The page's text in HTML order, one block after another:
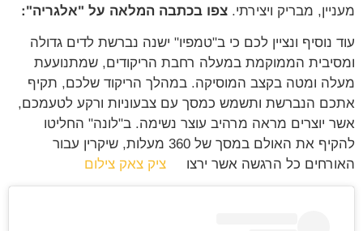
מעניין, מבריק ויצירתי. צפו בכתבה המלאה על "אלגריה":
עוד נוסיף ונציין לכם כי ב"טמפיו" ישנה נברשת לדים גדולה
ומסיבית הממוקמת במעלה רחבת הריקודים, שמתנועעת
מעלה ומטה בקצב המוסיקה. במהלך הריקוד שלכם, תקיף
אתכם הנברשת ותשמש כמסך עם צבעוניות ורקע לטעמכם,
אשר יוצרים מראה מרהיב עוצר נשימה. ב"לונה" החליטו
להקיף את האולם במסך של 360 מעלות, שיקרין עבור
האורחים כל הרגשה אשר ירצו ציק צאק צילום